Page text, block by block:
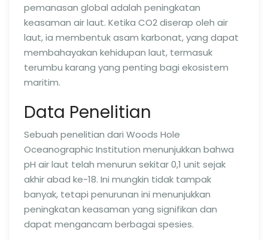
pemanasan global adalah peningkatan
keasaman air laut. Ketika CO2 diserap oleh air
laut, ia membentuk asam karbonat, yang dapat
membahayakan kehidupan laut, termasuk
terumbu karang yang penting bagi ekosistem
maritim.
Data Penelitian
Sebuah penelitian dari Woods Hole
Oceanographic Institution menunjukkan bahwa
pH air laut telah menurun sekitar 0,1 unit sejak
akhir abad ke-18. Ini mungkin tidak tampak
banyak, tetapi penurunan ini menunjukkan
peningkatan keasaman yang signifikan dan
dapat mengancam berbagai spesies.